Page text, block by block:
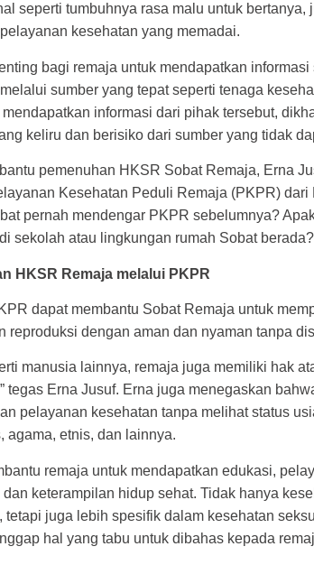
seperti tumbuhnya rasa malu untuk bertanya,
kesehatan yang memadai.
bagi remaja untuk mendapatkan
sumber yang tepat seperti tenaga
informasi dari pihak tersebut,
keliru dan berisiko dari sumber yang tidak
pemenuhan HKSR Sobat Remaja, Erna
Kesehatan Peduli Remaja (PKPR) dari
pernah mendengar PKPR sebelumnya?
sekolah atau lingkungan rumah Sobat berada?
HKSR Remaja melalui PKPR
dapat membantu Sobat Remaja untuk
reproduksi dengan aman dan nyaman tanpa
manusia lainnya, remaja juga memiliki hak
tegas Erna Jusuf. Erna juga menegaskan
pelayanan kesehatan tanpa melihat status
agama, etnis, dan lainnya.
remaja untuk mendapatkan edukasi,
keterampilan hidup sehat. Tidak hanya
tetapi juga lebih spesifik dalam kesehatan
hal yang tabu untuk dibahas kepada